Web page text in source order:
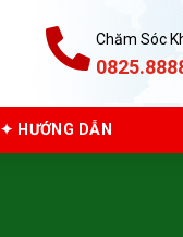
Chăm Sóc
✦ HƯỚNG DẪN